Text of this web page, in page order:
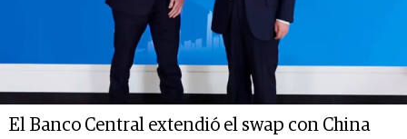
El Banco Central extendió el swap con China